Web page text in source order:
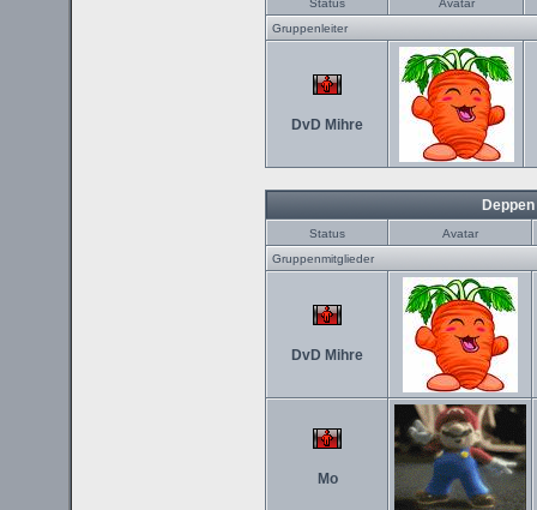
Status
Avatar
Gruppenleiter
DvD Mihre
Status
Avatar
Gruppenmitglieder
DvD Mihre
Mo